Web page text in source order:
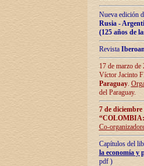
Nueva edición
Rusia -
(125 años de
Revista
17 de marzo
Víctor Jacinto
Paraguay.
del Paraguay.
7 de
Co-
Capítulos del
la economía y
pdf )